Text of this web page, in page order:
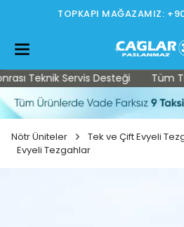
TOPKAPI MAĞAZAMIZ:
Teknik Servis Desteği Tüm
Nötr Üniteler Tek ve Çift Evyeli
Evyeli Tezgahlar